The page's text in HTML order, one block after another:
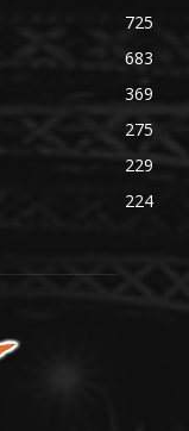
725
683
369
275
229
224